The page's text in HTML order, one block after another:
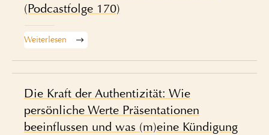
(Podcastfolge 170)
Weiterlesen
Die Kraft der Authentizität: Wie
persönliche Werte Präsentationen
beeinflussen und was (m)eine Kündigung